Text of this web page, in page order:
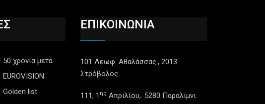
50 χρόνια μετά
EUROVISION
Golden list
ΕΠΙΚΟΙΝΩΝΙΑ
101 Λεωφ. Αθαλάσσας., 2013
Στρόβολος
111, 1 ης Απριλίου,. 5280 Παραλίμνι